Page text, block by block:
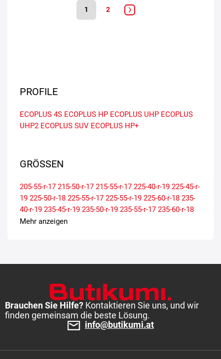
1 2
PROFILE
ECOPLUS 4S ECOPLUS HP ECOPLUS UHP ECOPLUS
UHP2 ECOPLUS SUV ECOPLUS HP+
GRÖSSEN
205-55-r-17 215-50-r-17 215-55-r-17 225-40-r-19 225-45-r-
19 225-50-r-18 225-55-r-17 225-55-r-19 225-60-r-18 235-
40-r-19 235-45-r-19 235-50-r-19 235-55-r-17 235-60-r-18
245-35-r-19 245-40-r-19
Mehr anzeigen
Brauchen Sie Hilfe? Kontaktieren Sie uns, und wir
finden gemeinsam die beste Lösung.
info@butikumi.at